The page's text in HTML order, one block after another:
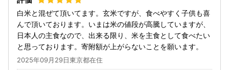
白米と混ぜて頂いてます。玄米ですが、食べやすく子供も喜
んで頂いております。いまは米の値段が高騰していますが、
日本人の主食なので、出来る限り、米を主食として食べたい
と思っております。寄附額が上がらないことを願います。
2025年09月29日東京都在住